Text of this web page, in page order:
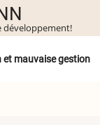
développement!
et mauvaise gestion